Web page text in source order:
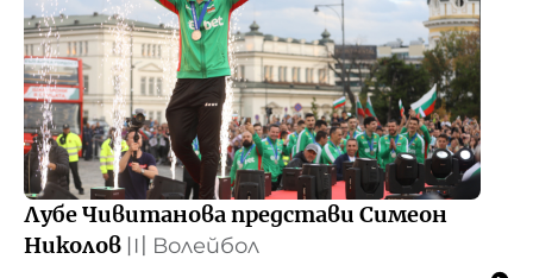
Лубе Чивитанова представи Симеон
Николов 〣 Волейбол